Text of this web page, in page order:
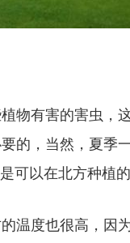
物有害的害虫
，当然，夏
可以在北方种植的
度也很高，